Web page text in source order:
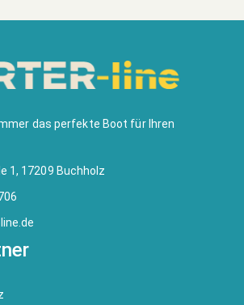
das perfekte Boot für Ihren
1, 17209 Buchholz